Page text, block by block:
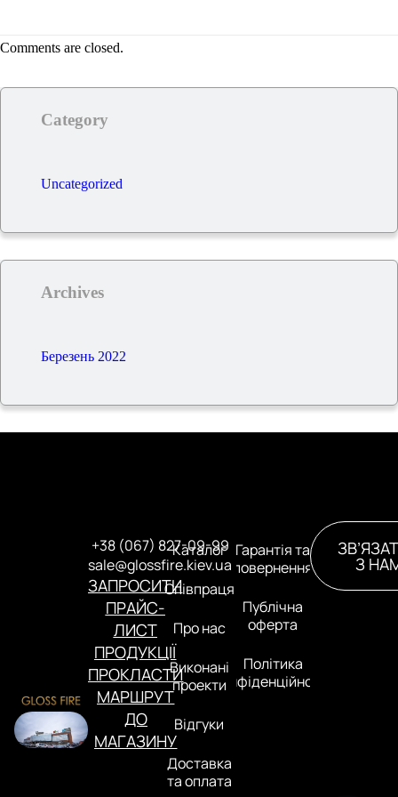
Comments are closed.
Category
Uncategorized
Archives
Березень 2022
+38 (067) 827-09-99
sale@glossfire.kiev.ua
ЗАПРОСИТИ
ПРАЙС-
ЛИСТ
ПРОДУКЦІЇ
ПРОКЛАСТИ
МАРШРУТ
ДО
МАГАЗИНУ
Каталог
Співпраця
Про нас
Виконані
проекти
Відгуки
Доставка
та оплата
Гарантія та
повернення
Публічна
оферта
Політика
конфіденційності
З